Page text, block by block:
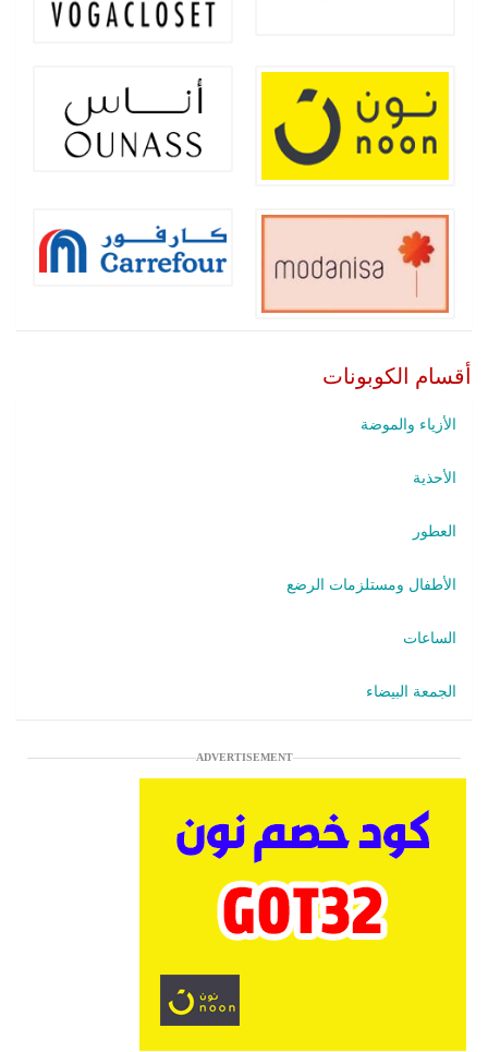
أقسام الكوبونات
الأزياء والموضة
الأحذية
العطور
الأطفال ومستلزمات الرضع
الساعات
الجمعة البيضاء
ADVERTISEMENT